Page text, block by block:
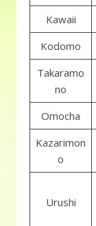
Kawaii
Kodomo
Takaramo
no
Omocha
Kazarimon
o
Urushi